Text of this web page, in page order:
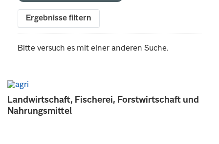
Landwirtschaft, Fischerei, Forstwirtschaft und
Nahrungsmittel
Ergebnisse filtern
Bitte versuch es mit einer anderen Suche.